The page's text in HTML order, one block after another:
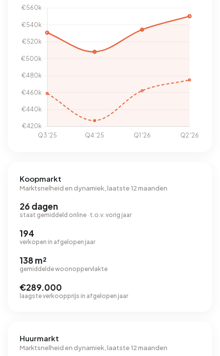
Koopmarkt
Marktsnelheid en dynamiek, laatste 12 maanden
26 dagen
staat gemiddeld online · t.o.v. vorig jaar
194
verkopen in afgelopen jaar
138 m²
gemiddelde woonoppervlakte
€289.000
laagste verkoopprijs in afgelopen jaar
Huurmarkt
Marktsnelheid en dynamiek, laatste 12 maanden